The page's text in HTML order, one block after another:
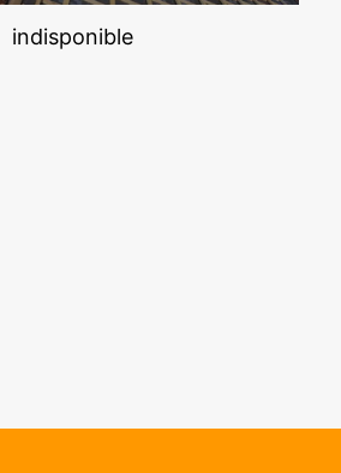
indisponible